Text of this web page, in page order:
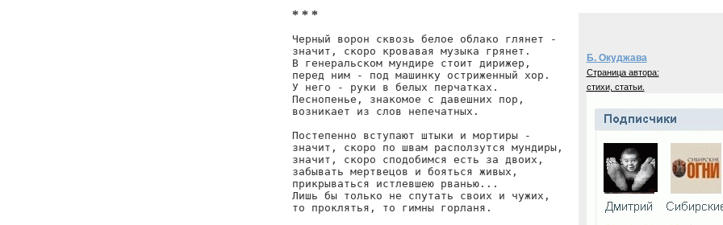
* * *
Черный ворон сквозь белое облако глянет -
значит, скоро кровавая музыка грянет.
В генеральском мундире стоит дирижер,
перед ним - под машинку остриженный хор.
У него - руки в белых перчатках.
Песнопенье, знакомое с давешних пор,
возникает из слов непечатных.
Постепенно вступают штыки и мортиры -
значит, скоро по швам расползутся мундиры,
значит, скоро сподобимся есть за двоих,
забывать мертвецов и бояться живых,
прикрываться истлевшею рванью...
Лишь бы только не спутать своих и чужих,
то проклятья, то гимны горланя.
Б. Окуджава
Страница автора:
стихи, статьи.